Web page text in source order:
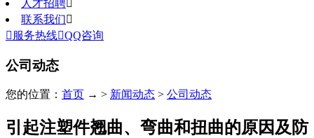
人才招聘
联系我们
 服务热线QQ咨询
公司动态
您的位置： 首页 → > 新闻动态 > 公司动态
引起注塑件翘曲、弯曲和扭曲的原因及防